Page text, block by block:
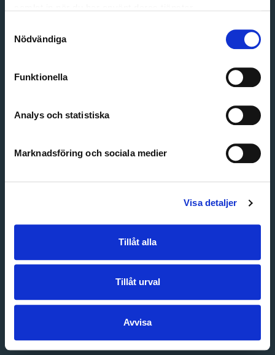
Nödvändiga
Funktionella
Analys och statistiska
Marknadsföring och sociala medier
Visa detaljer
Tillåt alla
Tillåt urval
Avvisa
Customer service